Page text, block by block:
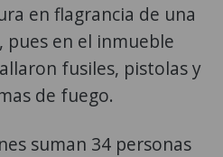
en flagrancia de una
en el inmueble
fusiles, pistolas y
de fuego.
suman 34 personas